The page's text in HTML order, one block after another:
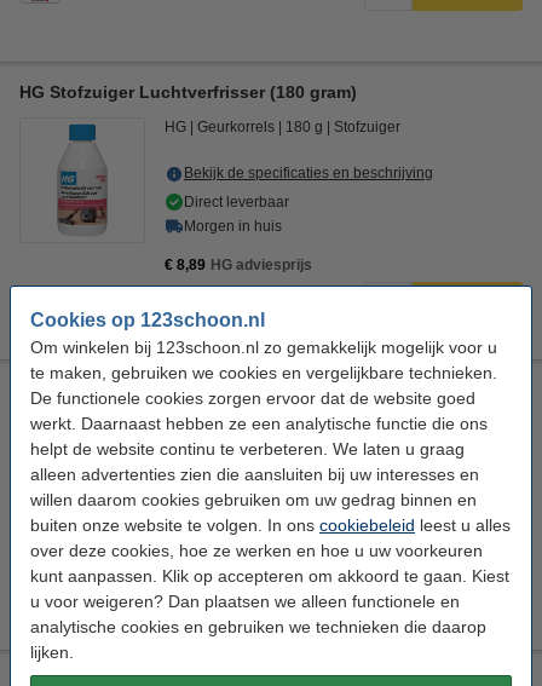
Cookies op 123schoon.nl
Om winkelen bij 123schoon.nl zo gemakkelijk mogelijk voor u
te maken, gebruiken we cookies en vergelijkbare technieken.
De functionele cookies zorgen ervoor dat de website goed
werkt. Daarnaast hebben ze een analytische functie die ons
helpt de website continu te verbeteren. We laten u graag
alleen advertenties zien die aansluiten bij uw interesses en
willen daarom cookies gebruiken om uw gedrag binnen en
buiten onze website te volgen. In ons cookiebeleid leest u alles
over deze cookies, hoe ze werken en hoe u uw voorkeuren
kunt aanpassen. Klik op accepteren om akkoord te gaan. Kiest
u voor weigeren? Dan plaatsen we alleen functionele en
analytische cookies en gebruiken we technieken die daarop
lijken.
HG Stofzuiger Luchtverfrisser (180 gram)
HG Geurkorrels 180 g Stofzuiger
Bekijk de specificaties en beschrijving
Direct leverbaar
Morgen in huis
€ 8,89 HG adviesprijs
Universeel stofzuiger-opzetstuk 32 mm plumeau (123schoon
123schoon Opzetborstel Plumeauborstel Ø 32 mm
Bekijk de specificaties en beschrijving
Direct leverbaar
Morgen in huis
€ 6,50 Bestellen
Universele combi-zuigmond met wielen (123schoon